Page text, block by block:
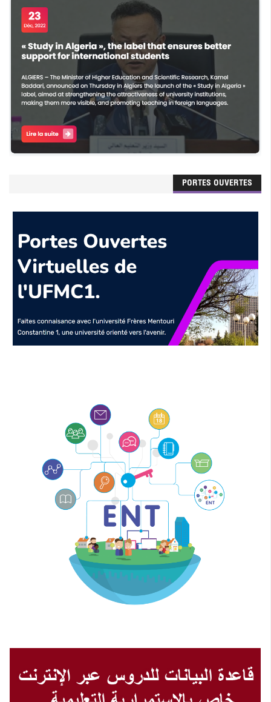
PORTES OUVERTES